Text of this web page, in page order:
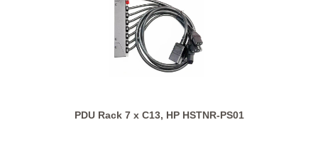
PDU Rack 7 x C13, HP HSTNR-PS01